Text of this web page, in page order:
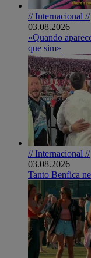
// Internacional //
03.08.2026
«Quando
que sim»
// Internacional //
03.08.2026
Tanto Benfica